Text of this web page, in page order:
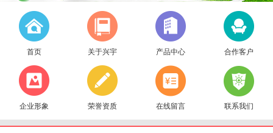
首页 关于兴宇 产品中心 合作客户
企业形象 荣誉资质 在线留言 联系我们